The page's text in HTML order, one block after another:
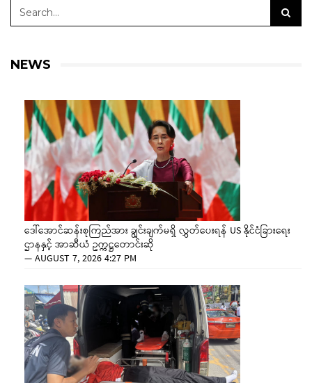
NEWS
ဒေါ်အောင်ဆန်းစုကြည်အား ချွင်းချက်မရှိ လွှတ်ပေးရန် US နိုင်ငံခြားရေး
ဌာနနှင့် အာဆီယံ ဥက္ကဋ္ဌတောင်းဆို
—AUGUST 7, 2026 4:27 PM